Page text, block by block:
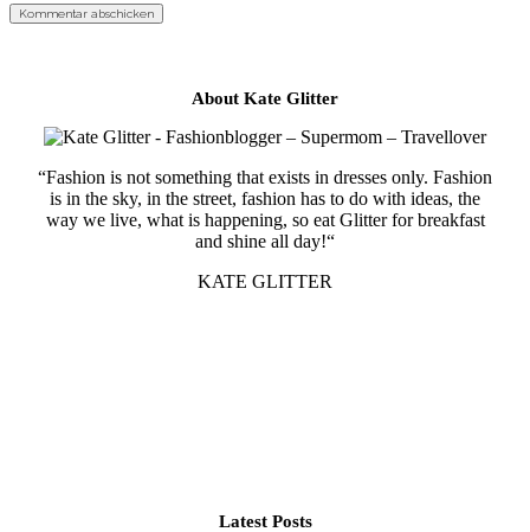
About Kate Glitter
“Fashion is not something that exists in dresses only. Fashion
is in the sky, in the street, fashion has to do with ideas, the
way we live, what is happening, so eat Glitter for breakfast
and shine all day!“
KATE GLITTER
Latest Posts